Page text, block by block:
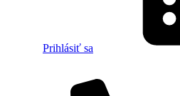
Prihlásiť sa